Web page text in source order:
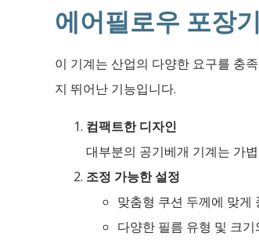
에어필로우 포장
이 기계는 산업의 다양한 요구를 충
지 뛰어난 기능입니다.
컴팩트한 디자인
대부분의 공기베개 기계는 가
조정 가능한 설정
맞춤형 쿠션 두께에 맞게
다양한 필름 유형 및 크